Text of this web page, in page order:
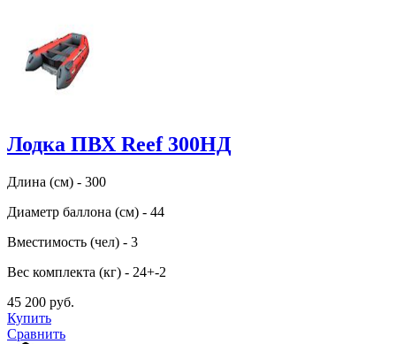
Лодка ПВХ Reef 300НД
Длина (см) - 300
Диаметр баллона (см) - 44
Вместимость (чел) - 3
Вес комплекта (кг) - 24+-2
45 200 руб.
Купить
Сравнить